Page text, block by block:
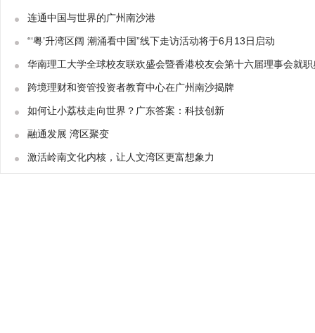
连通中国与世界的广州南沙港
“‘粤’升湾区阔 潮涌看中国”线下走访活动将于6月13日启动
华南理工大学全球校友联欢盛会暨香港校友会第十六届理事会就
跨境理财和资管投资者教育中心在广州南沙揭牌
如何让小荔枝走向世界？广东答案：科技创新
融通发展 湾区聚变
激活岭南文化内核，让人文湾区更富想象力